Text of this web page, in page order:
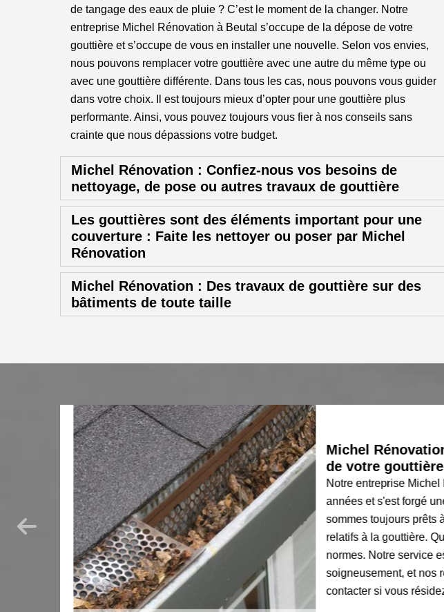
de tangage des eaux de pluie ? C’est le moment de la changer. Notre
entreprise Michel Rénovation à Beutal s’occupe de la dépose de votre
gouttière et s’occupe de vous en installer une nouvelle. Selon vos envies,
nous pouvons remplacer votre gouttière avec une autre du même type ou
avec une gouttière différente. Dans tous les cas, nous pouvons vous guider
dans votre choix. Il est toujours mieux d’opter pour une gouttière plus
performante. Ainsi, vous pouvez toujours vous fier à nos conseils sans
crainte que nous dépassions votre budget.
Michel Rénovation : Confiez-nous vos besoins de
nettoyage, de pose ou autres travaux de gouttière
Les gouttières sont des éléments important pour une
couverture : Faite les nettoyer ou poser par Michel
Rénovation
Michel Rénovation : Des travaux de gouttière sur des
bâtiments de toute taille
Michel Rénovation
de votre gouttière
Notre entreprise Michel
années et s'est forgé
sommes toujours prêts à
relatifs à la gouttière.
normes. Notre service
soigneusement, et nos
contacter si vous résidez